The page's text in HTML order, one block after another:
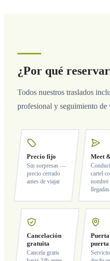
¿Por qué
Todos nuestros traslados
profesional y seguimiento de
Precio fijo
Sin sorpresas —
precio cerrado
antes de viajar
Meet
cartel
nombre
llegadas
Cancelación
gratuita
Cancela gratis
Puerta
puerta